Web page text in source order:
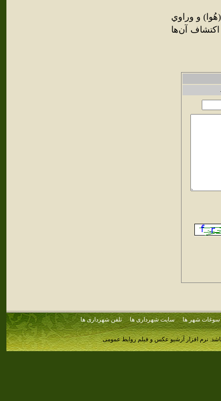
و وراوي
آن‌ها
سوغات شهر ها سایت شهرداری ها تلفن شهرداری ها
نرم افزار آرشیو عکس و فیلم روابط عمومی